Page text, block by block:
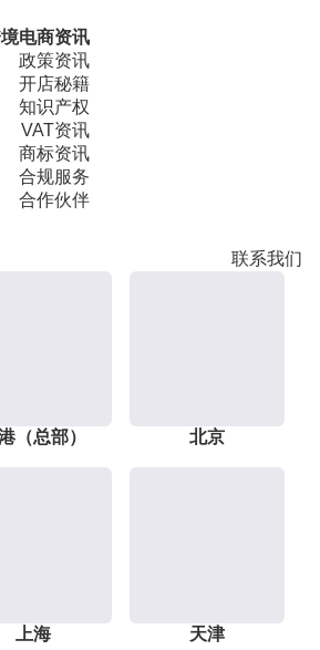
电商资讯
政策资讯
开店秘籍
知识产权
VAT资讯
商标资讯
合规服务
合作伙伴
联系我们
（总部） 北京
上海 天津